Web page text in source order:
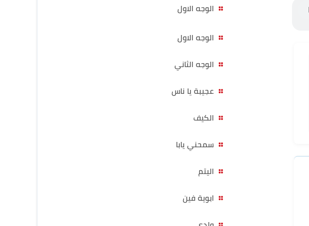
الوجه الاول
الوجه الاول
الوجه الثاني
عجيبة يا ناس
الكيف
سمحني يابا
اليتم
ابوية فين